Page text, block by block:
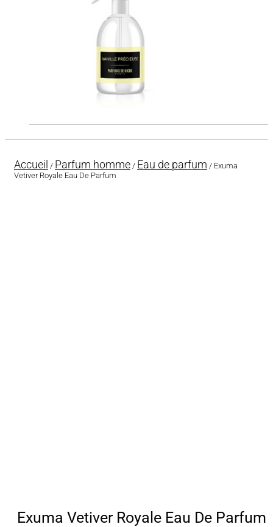
Accueil / Parfum homme / Eau de parfum / Exuma
Vetiver Royale Eau De Parfum
Exuma Vetiver Royale Eau De Parfum